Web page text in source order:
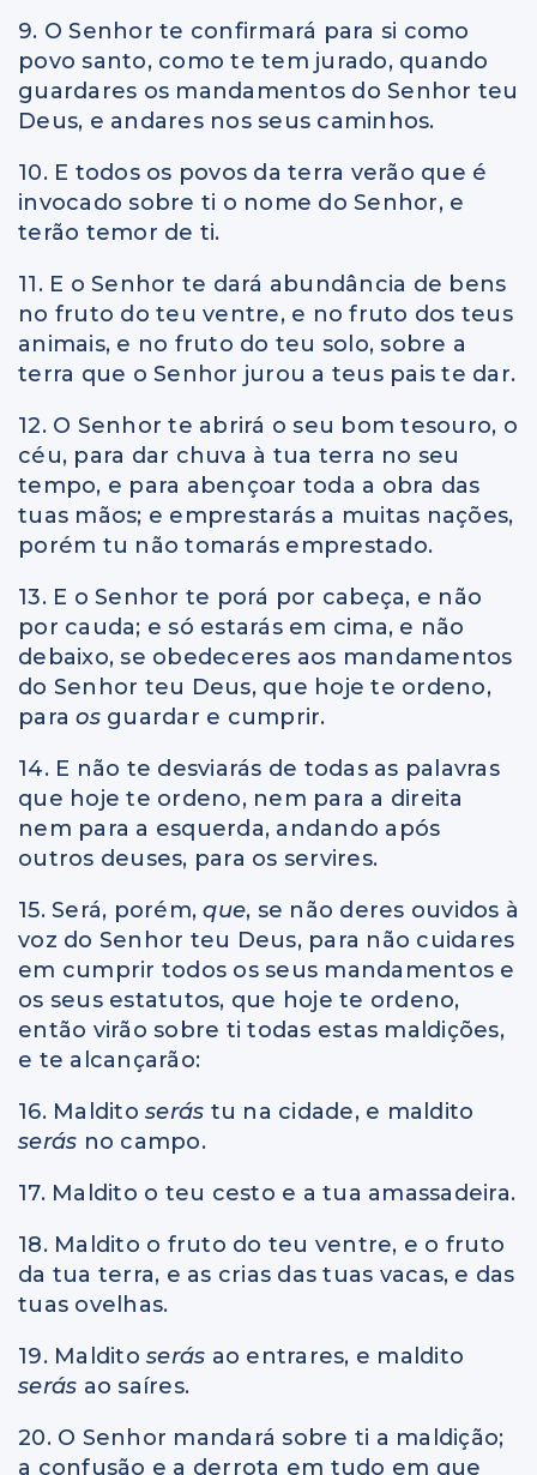
9. O Senhor te confirmará para si como
povo santo, como te tem jurado, quando
guardares os mandamentos do Senhor teu
Deus, e andares nos seus caminhos.
10. E todos os povos da terra verão que é
invocado sobre ti o nome do Senhor, e
terão temor de ti.
11. E o Senhor te dará abundância de bens
no fruto do teu ventre, e no fruto dos teus
animais, e no fruto do teu solo, sobre a
terra que o Senhor jurou a teus pais te dar.
12. O Senhor te abrirá o seu bom tesouro, o
céu, para dar chuva à tua terra no seu
tempo, e para abençoar toda a obra das
tuas mãos; e emprestarás a muitas nações,
porém tu não tomarás emprestado.
13. E o Senhor te porá por cabeça, e não
por cauda; e só estarás em cima, e não
debaixo, se obedeceres aos mandamentos
do Senhor teu Deus, que hoje te ordeno,
paraos guardar e cumprir.
14. E não te desviarás de todas as palavras
que hoje te ordeno, nem para a direita
nem para a esquerda, andando após
outros deuses, para os servires.
15. Será, porém,que, se não deres ouvidos à
voz do Senhor teu Deus, para não cuidares
em cumprir todos os seus mandamentos e
os seus estatutos, que hoje te ordeno,
então virão sobre ti todas estas maldições,
e te alcançarão:
16. Maldito serás tu na cidade, e maldito
serás no campo.
17. Maldito o teu cesto e a tua amassadeira.
18. Maldito o fruto do teu ventre, e o fruto
da tua terra, e as crias das tuas vacas, e das
tuas ovelhas.
19. Maldito serás ao entrares, e maldito
serás ao saíres.
20. O Senhor mandará sobre ti a maldição;
a confusão e a derrota em tudo em que